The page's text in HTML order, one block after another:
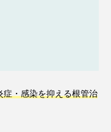
症・感染を抑える根管治